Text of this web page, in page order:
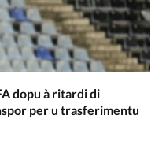
dopu à ritardi di
per u trasferimentu